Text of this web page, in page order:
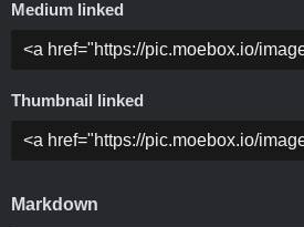
Medium linked
Thumbnail linked
Markdown